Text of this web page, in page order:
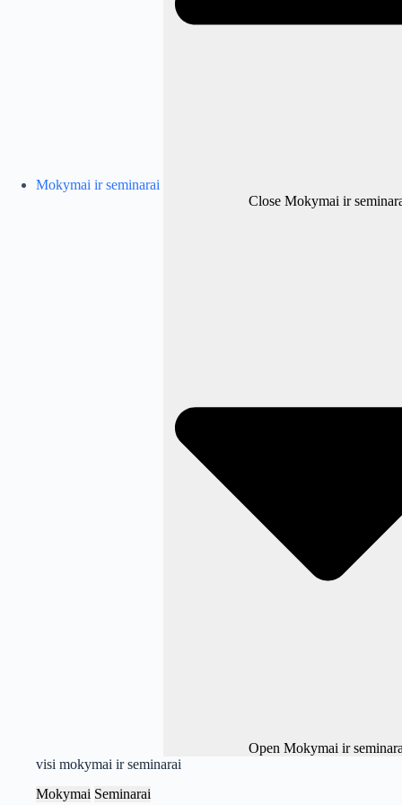
Mokymai ir seminarai
Close Mokymai ir
Open Mokymai ir
visi mokymai ir seminarai
Mokymai Seminarai